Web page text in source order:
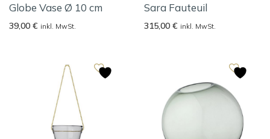
Globe Vase Ø 10 cm
39,00 € inkl. MwSt.
Sara Fauteuil
315,00 € inkl. MwSt.